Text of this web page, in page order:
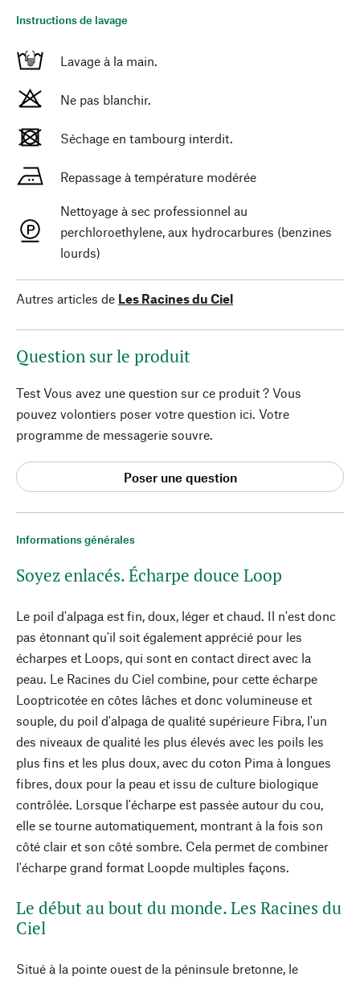
Informations générales
Soyez enlacés. Écharpe douce Loop
Le poil d'alpaga est fin, doux, léger et chaud. Il n'est donc
pas étonnant qu'il soit également apprécié pour les
écharpes et Loops, qui sont en contact direct avec la
peau. Le Racines du Ciel combine, pour cette écharpe
Looptricotée en côtes lâches et donc volumineuse et
souple, du poil d'alpaga de qualité supérieure Fibra, l'un
des niveaux de qualité les plus élevés avec les poils les
plus fins et les plus doux, avec du coton Pima à longues
fibres, doux pour la peau et issu de culture biologique
contrôlée. Lorsque l'écharpe est passée autour du cou,
elle se tourne automatiquement, montrant à la fois son
côté clair et son côté sombre. Cela permet de combiner
l'écharpe grand format Loopde multiples façons.
Le début au bout du monde. Les Racines du
Ciel
Situé à la pointe ouest de la péninsule bretonne, le
Instructions de lavage
Lavage à la main.
Ne pas blanchir.
Séchage en tambourg interdit.
Repassage à température modérée
Nettoyage à sec professionnel au
perchloroethylene, aux hydrocarbures (benzines
lourds)
Autres articles de Les Racines du Ciel
Question sur le produit
Test Vous avez une question sur ce produit ? Vous
pouvez volontiers poser votre question ici. Votre
programme de messagerie souvre.
Poser une question